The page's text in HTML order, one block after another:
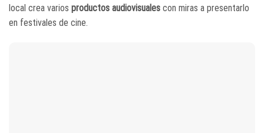
local crea varios productos audiovisuales con miras a presentarlo
en festivales de cine.